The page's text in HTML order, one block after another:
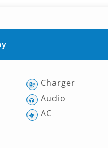
Charger
Audio
AC